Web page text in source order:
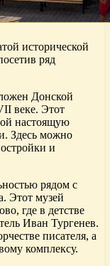
исторической
ряд
Донской
веке. Этот
настоящую
Здесь можно
и
рядом с
Этот музей
где в детстве
Иван Тургенев.
писателя, а
комплексу.